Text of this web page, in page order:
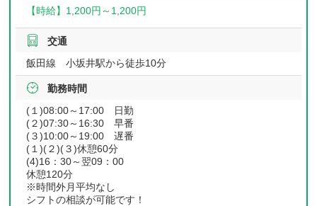
【時給】 1,200円～ 1,200円
交通
飯田線 小坂井駅から徒歩10分
勤務時間
(１)08:00～17:00 日勤
(２)07:30～16:30 早番
(３)10:00～19:00 遅番
(１)(２)(３)休憩60分
(4)16：30～翌09：00
休憩120分
※時間外月平均なし
シフトの相談が可能です！